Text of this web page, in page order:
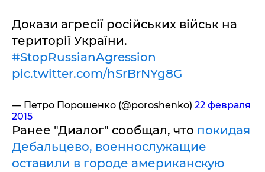
Докази агресії російських військ на
території України.
#StopRussianAgression
pic.twitter.com/hSrBrNYg8G
— Петро Порошенко (@poroshenko) 22 февраля
2015
Ранее "Диалог" сообщал, что покидая
Дебальцево, военнослужащие
оставили в городе американскую